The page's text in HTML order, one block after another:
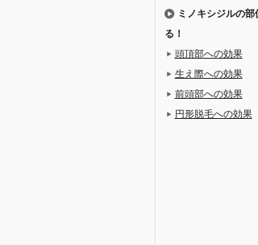
ミノキシジルの
る！
頭頂部への効果
生え際への効果
前頭部への効果
円形脱毛への効果